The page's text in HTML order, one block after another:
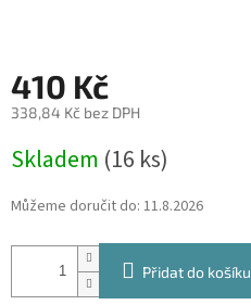
410 Kč
338,84 Kč bez DPH
cena:
Skladem (16 ks)
Můžeme doručit do: 11.8.2026
Přidat do košíku